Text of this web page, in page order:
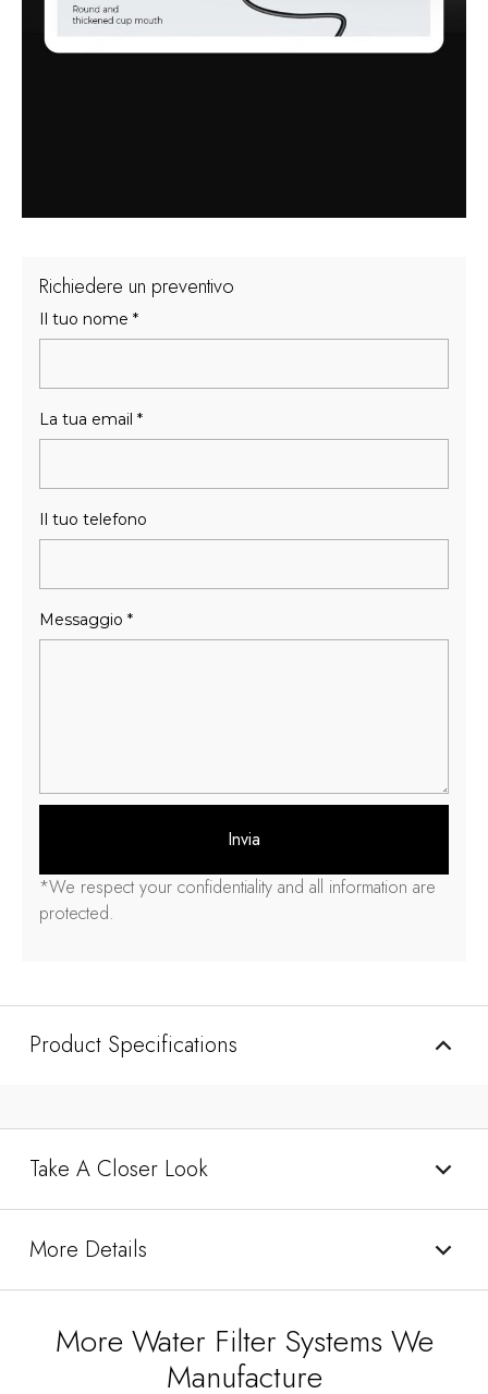
Richiedere un preventivo
Il tuo nome *
La tua email *
Il tuo telefono
Messaggio *
Invia
*We respect your confidentiality and all information are
protected.
Product Specifications
Take A Closer Look
More Details
More Water Filter Systems We
Manufacture